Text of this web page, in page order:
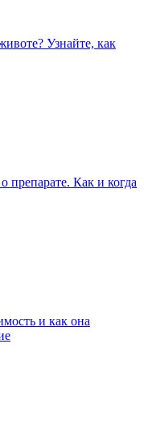
Узнайте, как
Как и когда
и как она